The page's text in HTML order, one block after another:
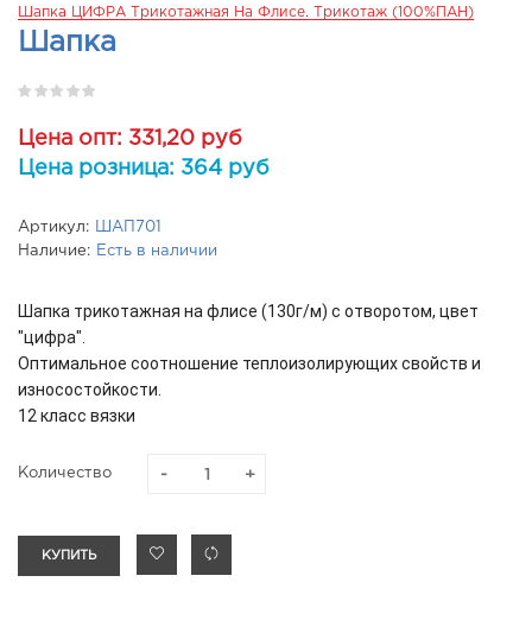
Шапка ЦИФРА Трикотажная На Флисе. Трикотаж (100%ПАН)
Шапка
Цена опт: 331,20 руб
Цена розница: 364 руб
Артикул:
ШАП701
Наличие:
Есть в наличии
Шапка трикотажная на флисе (130г/м) с отворотом, цвет
"цифра".
Оптимальное соотношение теплоизолирующих свойств и
износостойкости.
12 класс вязки
Количество
КУПИТЬ